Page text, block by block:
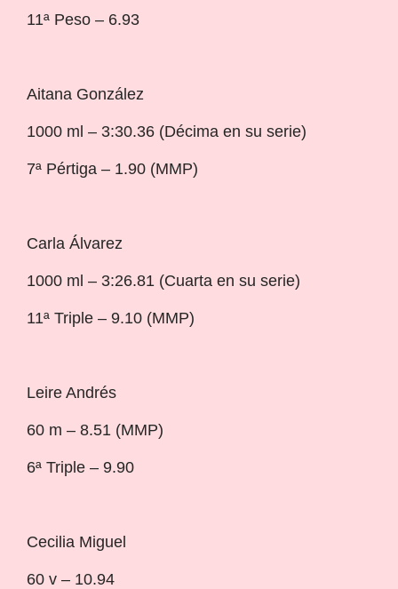
11ª Peso – 6.93
Aitana González
1000 ml – 3:30.36 (Décima en su serie)
7ª Pértiga – 1.90 (MMP)
Carla Álvarez
1000 ml – 3:26.81 (Cuarta en su serie)
11ª Triple – 9.10 (MMP)
Leire Andrés
60 m – 8.51 (MMP)
6ª Triple – 9.90
Cecilia Miguel
60 v – 10.94